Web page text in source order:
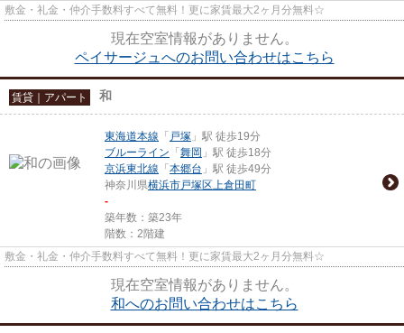
敷金・礼金・仲介手数料すべて無料！更に家賃最大2ヶ月分無料☆
現在空室情報がありません。
ペイサージュへのお問い合わせはこちら
賃貸｜アパート 和
東海道本線 「 戸塚 」駅 徒歩19分
ブルーライン 「 舞岡 」駅 徒歩18分
京浜東北線 「 本郷台 」駅 徒歩49分
神奈川県横浜市戸塚区上倉田町
-
築年数：築23年
階数：2階建
敷金・礼金・仲介手数料すべて無料！更に家賃最大2ヶ月分無料☆
現在空室情報がありません。
和へのお問い合わせはこちら